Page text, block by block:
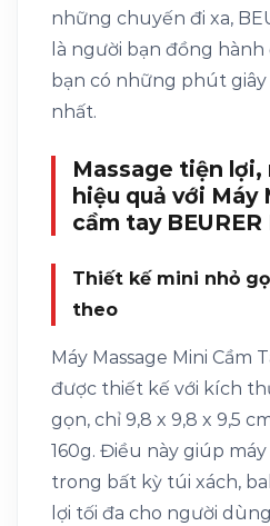
những chuyến đi xa,
là người bạn đồng
bạn có những phút
nhất.
Massage tiện lợi,
hiệu quả với Máy
cầm tay BEURER
Thiết kế mini nhỏ
theo
Máy Massage Mini Cầm
được thiết kế với kích
gọn, chỉ 9,8 x 9,8 x 9,5
160g. Điều này giúp
trong bất kỳ túi xách,
lợi tối đa cho người